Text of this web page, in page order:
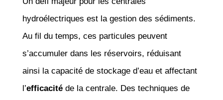
hydroélectriques est la gestion des sédiments.
Au fil du temps, ces particules peuvent
s’accumuler dans les réservoirs, réduisant
ainsi la capacité de stockage d’eau et affectant
l’efficacitéde la centrale. Des techniques de